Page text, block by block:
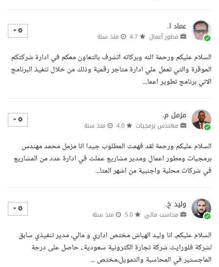
عماد ا.
مطور أعمال منذ سنة
السلام عليكم ورحمة الله وبركاته اتشرف بالتعاون معكم في ادارة شركتكم
الموقرة والتي تعمل علي ادارة متاجر رقمية وذلك من خلال تنفيذ البرنامج
الاتي برنامج تطوير اعما...
مزمل م.
مهندس برمجيات منذ سنة
السلام عليكم ورحمة لقد فهمت المطلوب جيدا انا مزمل محمد مهندس
برمجيات ومطور اعمال ومدير مشاريع عملت في ادارة عدد من المشاريع
في شركات محلية واجنبية من اشهر المتا...
وليد خ.
محاسب مالي منذ سنة
السلام عليكم، انا وليد الهباش مختص اداري و مالي، مدير تنفيذي سابق
لشركة فلورايت شركة تجارة الكترونية سعودية.، حاصل على درجة
الماجستير في المحاسبة والتمويل،مختص ...